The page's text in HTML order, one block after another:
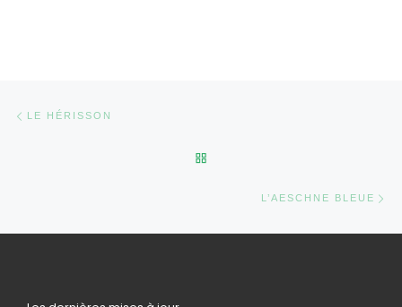
LE HÉRISSON
L’AESCHNE BLEUE